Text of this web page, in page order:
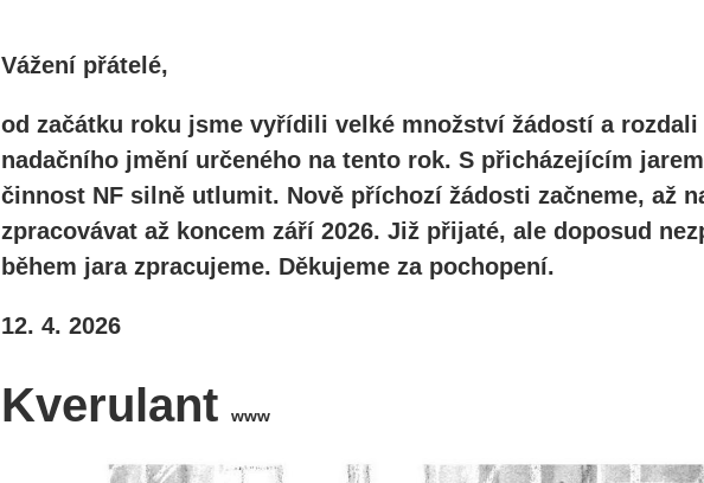
Vážení přátelé,
od začátku roku jsme vyřídili velké množství žádostí a rozdali
nadačního jmění určeného na tento rok. S přicházejícím
činnost NF silně utlumit. Nově příchozí žádosti začneme, až
zpracovávat až koncem září 2026. Již přijaté, ale doposud
během jara zpracujeme. Děkujeme za pochopení.
12. 4. 2026
Kverulant www